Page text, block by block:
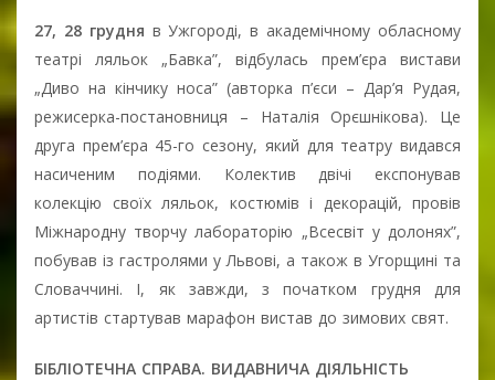
27, 28 грудня в Ужгороді, в академічному обласному
театрі ляльок „Бавка”, відбулась прем’єра вистави
„Диво на кінчику носа” (авторка п’єси – Дар’я Рудая,
режисерка-постановниця – Наталія Орєшнікова). Це
друга прем’єра 45-го сезону, який для театру видався
насиченим подіями. Колектив двічі експонував
колекцію своїх ляльок, костюмів і декорацій, провів
Міжнародну творчу лабораторію „Всесвіт у долонях”,
побував із гастролями у Львові, а також в Угорщині та
Словаччині. І, як завжди, з початком грудня для
артистів стартував марафон вистав до зимових свят.
БІБЛІОТЕЧНА СПРАВА. ВИДАВНИЧА ДІЯЛЬНІСТЬ